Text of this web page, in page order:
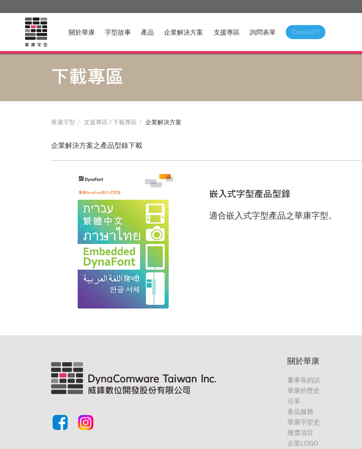
關於華康 字型故事 產品 企業解決方案 支援專區 詢問表單
下載專區
華康字型 支援專區 / 下載專區 企業解決方案
企業解決方案之產品型錄下載
嵌入式字型產品型錄
適合嵌入式字型產品之華康字型。
關於華康
董事長的話
華康的歷史
沿革
產品服務
華康字型史
獲獎項目
企業LOGO